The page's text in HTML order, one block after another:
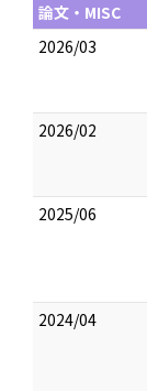
論文・MISC
2026/03
2026/02
2025/06
2024/04